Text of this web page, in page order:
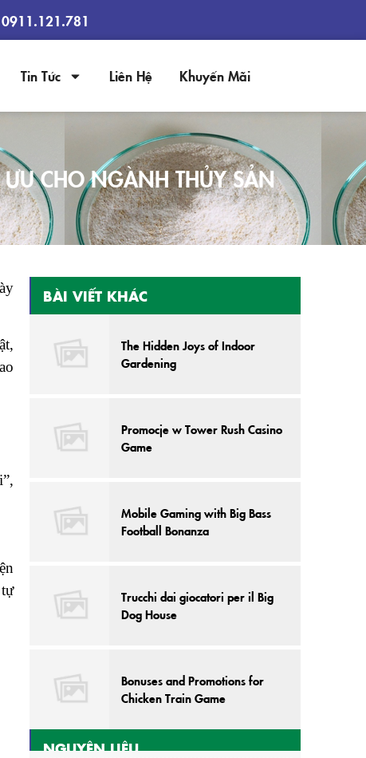
0911.121.781
Tin Tức Liên Hệ Khuyến Mãi
CHO NGÀNH THỦY SẢN
BÀI VIẾT KHÁC
The Hidden Joys of Indoor
Gardening
Promocje w Tower Rush Casino
Game
Mobile Gaming with Big Bass
Football Bonanza
Trucchi dai giocatori per il Big
Dog House
Bonuses and Promotions for
Chicken Train Game
NGUYÊN LIỆU